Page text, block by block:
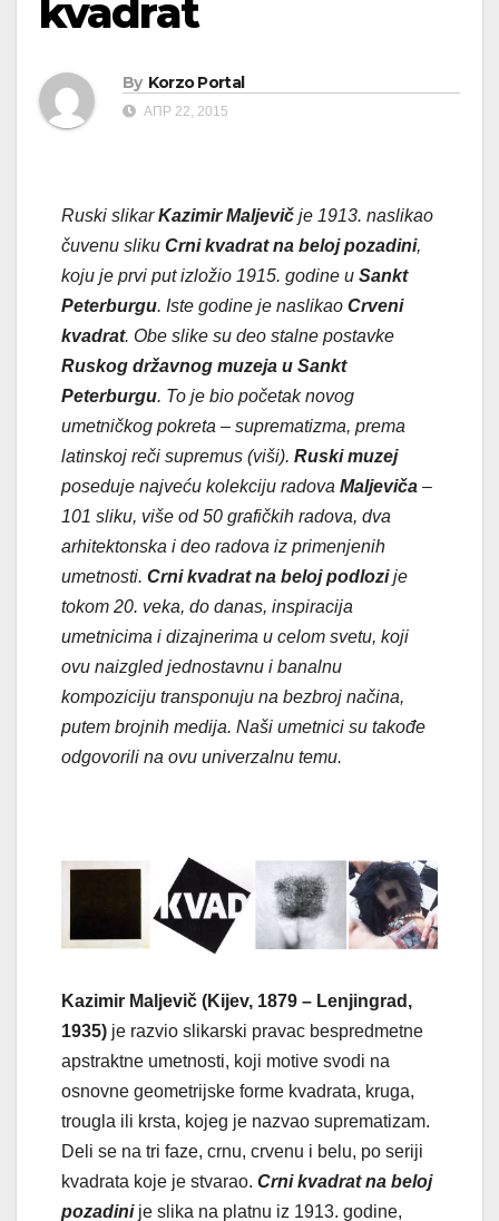
kvadrat
By Korzo Portal
АПР 22, 2015
Ruski slikarKazimir Maljevič je 1913. naslikao
čuvenu sliku Crni kvadrat na beloj pozadini,
koju je prvi put izložio 1915. godine u Sankt
Peterburgu. Iste godine je naslikao Crveni
kvadrat. Obe slike su deo stalne postavke
Ruskog državnog muzeja u Sankt
Peterburgu. To je bio početak novog
umetničkog pokreta – suprematizma, prema
latinskoj reči supremus (viši). Ruski muzej
poseduje najveću kolekciju radova Maljeviča –
101 sliku, više od 50 grafičkih radova, dva
arhitektonska i deo radova iz primenjenih
umetnosti. Crni kvadrat na beloj podlozije
tokom 20. veka, do danas, inspiracija
umetnicima i dizajnerima u celom svetu, koji
ovu naizgled jednostavnu i banalnu
kompoziciju transponuju na bezbroj načina,
putem brojnih medija. Naši umetnici su takođe
odgovorili na ovu univerzalnu temu.
Kazimir Maljevič (Kijev, 1879 – Lenjingrad,
1935) je razvio slikarski pravac bespredmetne
apstraktne umetnosti, koji motive svodi na
osnovne geometrijske forme kvadrata, kruga,
trougla ili krsta, kojeg je nazvao suprematizam.
Deli se na tri faze, crnu, crvenu i belu, po seriji
kvadrata koje je stvarao. Crni kvadrat na beloj
pozadini je slika na platnu iz 1913. godine,